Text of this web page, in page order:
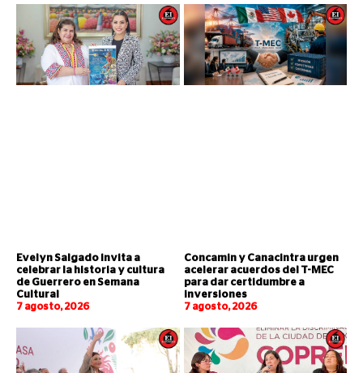
Evelyn Salgado invita a
celebrar la historia y cultura
de Guerrero en Semana
Cultural
7 agosto, 2026
Concamin y Canacintra urgen
acelerar acuerdos del T-MEC
para dar certidumbre a
inversiones
7 agosto, 2026